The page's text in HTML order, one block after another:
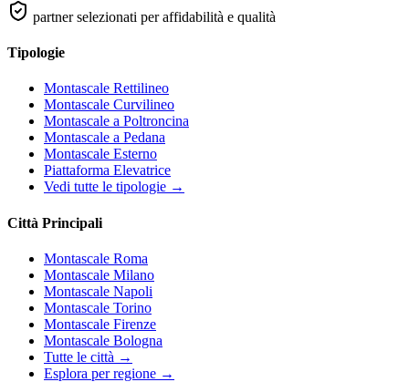
partner selezionati per affidabilità e qualità
Tipologie
Montascale Rettilineo
Montascale Curvilineo
Montascale a Poltroncina
Montascale a Pedana
Montascale Esterno
Piattaforma Elevatrice
Vedi tutte le tipologie →
Città Principali
Montascale Roma
Montascale Milano
Montascale Napoli
Montascale Torino
Montascale Firenze
Montascale Bologna
Tutte le città →
Esplora per regione →